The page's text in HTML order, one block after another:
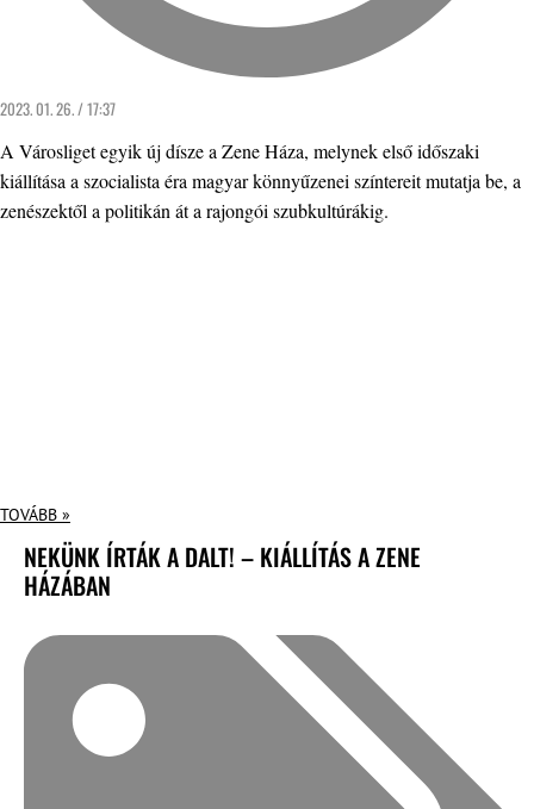
2023. 01. 26. / 17:37
A Városliget egyik új dísze a Zene Háza, melynek első időszaki
kiállítása a szocialista éra magyar könnyűzenei színtereit mutatja be, a
zenészektől a politikán át a rajongói szubkultúrákig.
TOVÁBB »
NEKÜNK ÍRTÁK A DALT! – KIÁLLÍTÁS A ZENE
HÁZÁBAN